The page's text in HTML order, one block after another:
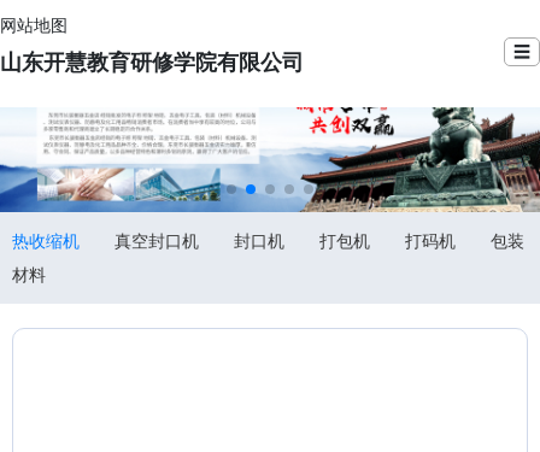
网站地图
山东开慧教育研修学院有限公司 ☰
热收缩机 真空封口机 封口机 打包机 打码机
包装
材料